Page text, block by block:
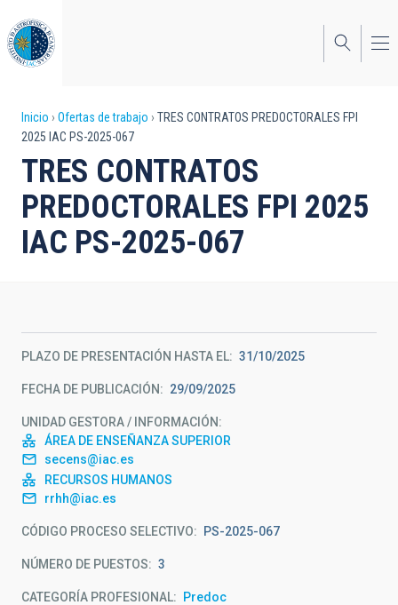
al
contenido
principal
Sobrescribir
enlaces
de
ayuda
a
Inicio Ofertas de trabajo
TRES CONTRATOS PREDOCTORALES FPI
2025 IAC PS-2025-067
TRES CONTRATOS
PREDOCTORALES FPI 2025
IAC PS-2025-067
PLAZO DE PRESENTACIÓN HASTA EL 31/10/2025
FECHA DE PUBLICACIÓN 29/09/2025
UNIDAD GESTORA / INFORMACIÓN
ÁREA DE ENSEÑANZA SUPERIOR
secens@iac.es
RECURSOS HUMANOS
rrhh@iac.es
CÓDIGO PROCESO SELECTIVO PS-2025-067
NÚMERO DE PUESTOS 3
CATEGORÍA PROFESIONAL Predoc